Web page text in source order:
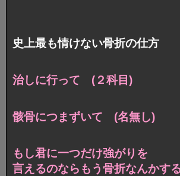
史上最も情けない骨折の仕方
治しに行って (２科目)
骸骨につまずいて (名無し)
もし君に一つだけ強がりを
言えるのならもう骨折なんかす